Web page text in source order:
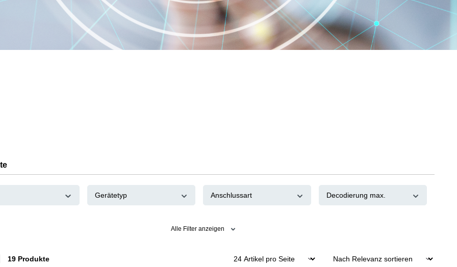
Gerätetyp Anschlussart Decodierung max.
Alle Filter anzeigen
19 Produkte